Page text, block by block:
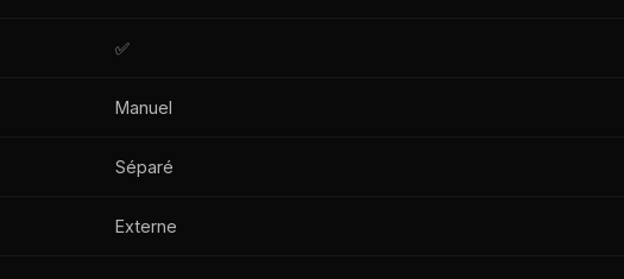
✅
Manuel
Séparé
Externe